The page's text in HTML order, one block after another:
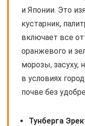
и Японии. Это
кустарник,
включает все
оранжевого и
морозы, засуху,
в условиях
почве без
Тунберга